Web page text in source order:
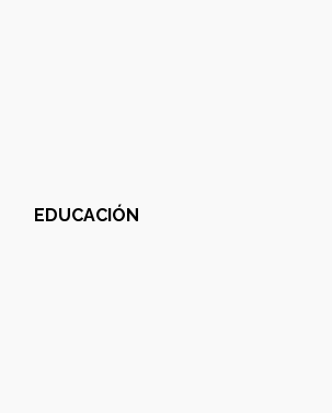
EDUCACIÓN